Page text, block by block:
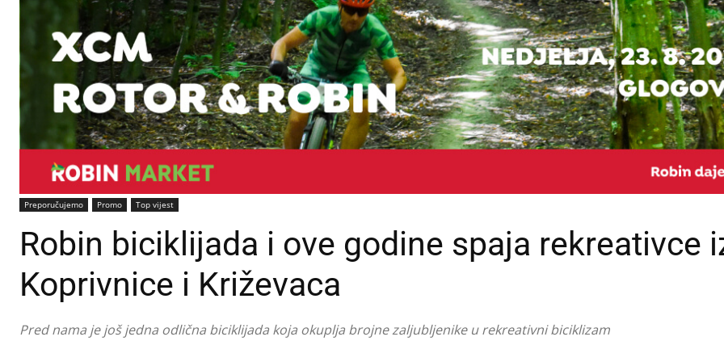
Preporučujemo Promo Top vijest
Robin biciklijada i ove godine spaja rekreativce
Koprivnice i Križevaca
Pred nama je još jedna odlična biciklijada koja okuplja brojne zaljubljenike u rekreativni biciklizam